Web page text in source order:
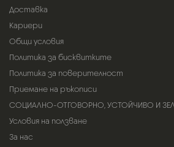
Доставка
Кариери
Общи условия
Политика за бисквитките
Политика за поверителност
Приемане на ръкописи
СОЦИАЛНО-ОТГОВОРНО, УСТОЙЧИВО И
Условия на ползване
За нас